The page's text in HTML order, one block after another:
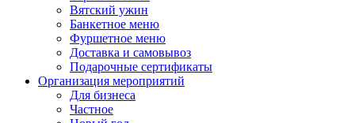
Вятский ужин
Банкетное меню
Фуршетное меню
Доставка и самовывоз
Подарочные сертификаты
Организация мероприятий
Для бизнеса
Частное